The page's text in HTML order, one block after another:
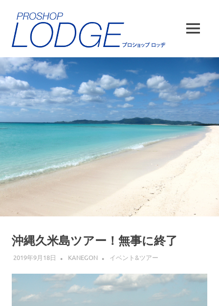
へ
ス
キ
ッ
プ
MENU
沖縄久米島ツアー！無事に終了
2019年9月18日 KANEGON イベント&ツアー